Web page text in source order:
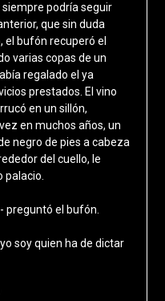
podría seguir
que sin duda
el bufón recuperó el
varias copas de un
regalado el ya
prestados. El vino
en un sillón,
en muchos años, un
negro de pies a cabeza
del cuello, le
palacio.
preguntó el bufón.
soy quien ha de dictar